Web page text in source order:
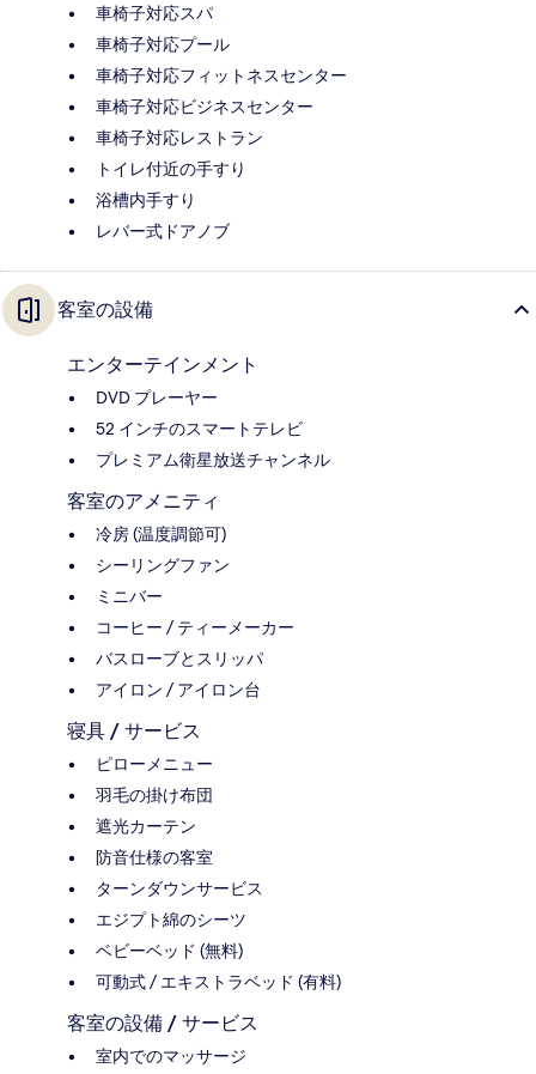
車椅子対応スパ
車椅子対応プール
車椅子対応フィットネスセンター
車椅子対応ビジネスセンター
車椅子対応レストラン
トイレ付近の手すり
浴槽内手すり
レバー式ドアノブ
客室の設備
エンターテインメント
DVD プレーヤー
52 インチのスマートテレビ
プレミアム衛星放送チャンネル
客室のアメニティ
冷房 (温度調節可)
シーリングファン
ミニバー
コーヒー / ティーメーカー
バスローブとスリッパ
アイロン / アイロン台
寝具 / サービス
ピローメニュー
羽毛の掛け布団
遮光カーテン
防音仕様の客室
ターンダウンサービス
エジプト綿のシーツ
ベビーベッド (無料)
可動式 / エキストラベッド (有料)
客室の設備 / サービス
室内でのマッサージ